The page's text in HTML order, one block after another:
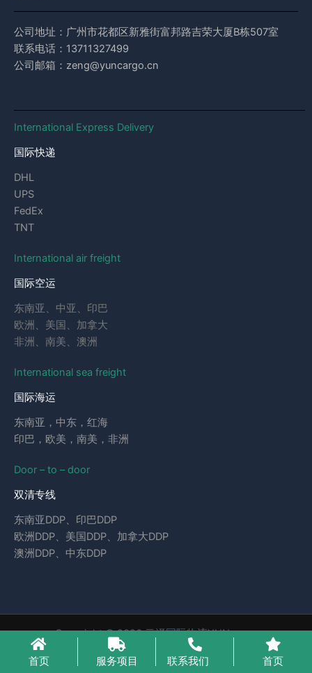
公司地址：广州市花都区新雅街富邦路吉荣大厦B栋507室
联系电话：13711327499
公司邮箱：zeng@yuncargo.cn
International Express Delivery
国际快递
DHL
UPS
FedEx
TNT
International air freight
国际空运
东南亚、中亚、印巴
欧洲、美国、加拿大
非洲、南美、澳洲
International sea freight
国际海运
东南亚，中东，红海
印巴，欧美，南美，非洲
Door – to – door
双清专线
东南亚DDP、印巴DDP
欧洲DDP、美国DDP、加拿大DDP
澳洲DDP、中东DDP
Copyright © 2026 云泽国际物流YUNcargo
粤ICP备2023046221号-1
首页 服务项目 联系我们 首页